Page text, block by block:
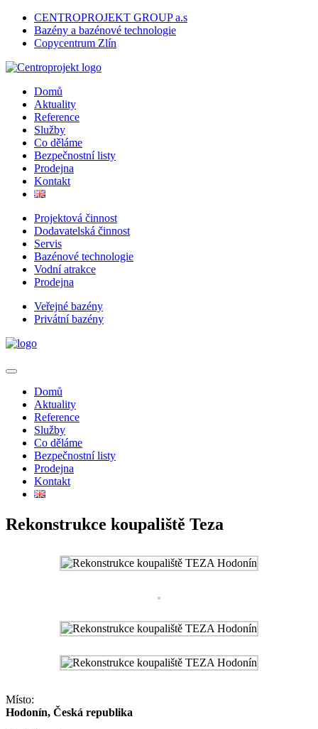
CENTROPROJEKT GROUP a.s
Bazény a bazénové technologie
Copycentrum Zlín
Domů
Aktuality
Reference
Služby
Co děláme
Bezpečnostní listy
Prodejna
Kontakt
Projektová činnost
Dodavatelská činnost
Servis
Bazénové technologie
Vodní atrakce
Prodejna
Veřejné bazény
Privátní bazény
Domů
Aktuality
Reference
Služby
Co děláme
Bezpečnostní listy
Prodejna
Kontakt
Rekonstrukce koupaliště Teza
Místo:
Hodonín, Česká republika